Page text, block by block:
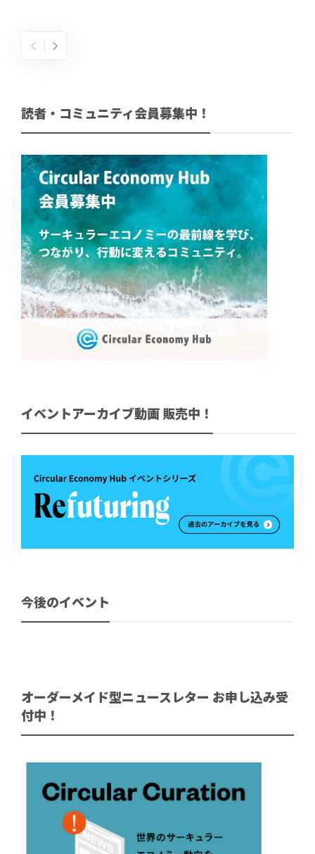
読者・コミュニティ会員募集中！
イベントアーカイブ動画 販売中！
今後のイベント
オーダーメイド型ニュースレター お申し込み受
付中！